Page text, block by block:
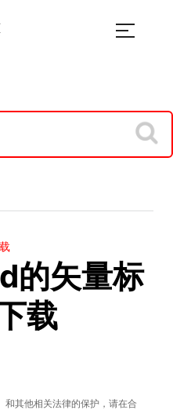
的矢量标
载
和其他相关法律的保护，请在合